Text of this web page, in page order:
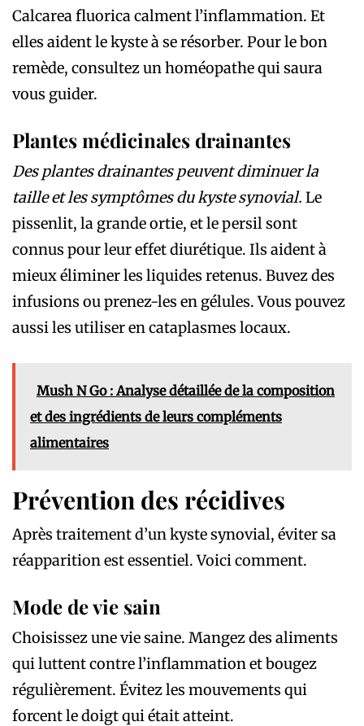
Calcarea fluorica calment l’inflammation. Et
elles aident le kyste à se résorber. Pour le bon
remède, consultez un homéopathe qui saura
vous guider.
Plantes médicinales drainantes
Des plantes drainantes peuvent diminuer la
taille et les symptômes du kyste synovial. Le
pissenlit, la grande ortie, et le persil sont
connus pour leur effet diurétique. Ils aident à
mieux éliminer les liquides retenus. Buvez des
infusions ou prenez-les en gélules. Vous pouvez
aussi les utiliser en cataplasmes locaux.
Mush N Go : Analyse détaillée de la composition
et des ingrédients de leurs compléments
alimentaires
Prévention des récidives
Après traitement d’un kyste synovial, éviter sa
réapparition est essentiel. Voici comment.
Mode de vie sain
Choisissez une vie saine. Mangez des aliments
qui luttent contre l’inflammation et bougez
régulièrement. Évitez les mouvements qui
forcent le doigt qui était atteint.